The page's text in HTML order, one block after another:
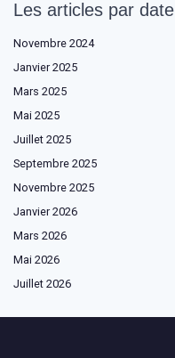
Les articles par date
Novembre 2024
Janvier 2025
Mars 2025
Mai 2025
Juillet 2025
Septembre 2025
Novembre 2025
Janvier 2026
Mars 2026
Mai 2026
Juillet 2026